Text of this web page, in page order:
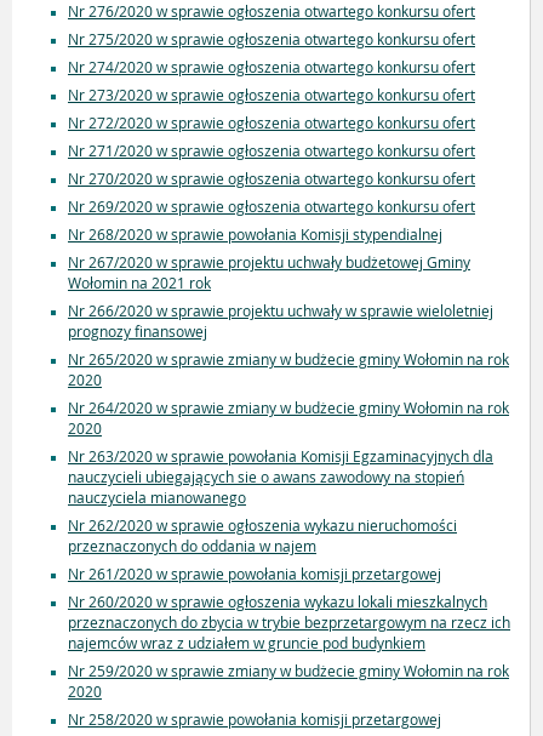
Nr 276/2020 w sprawie ogłoszenia otwartego konkursu ofert
Nr 275/2020 w sprawie ogłoszenia otwartego konkursu ofert
Nr 274/2020 w sprawie ogłoszenia otwartego konkursu ofert
Nr 273/2020 w sprawie ogłoszenia otwartego konkursu ofert
Nr 272/2020 w sprawie ogłoszenia otwartego konkursu ofert
Nr 271/2020 w sprawie ogłoszenia otwartego konkursu ofert
Nr 270/2020 w sprawie ogłoszenia otwartego konkursu ofert
Nr 269/2020 w sprawie ogłoszenia otwartego konkursu ofert
Nr 268/2020 w sprawie powołania Komisji stypendialnej
Nr 267/2020 w sprawie projektu uchwały budżetowej Gminy
Wołomin na 2021 rok
Nr 266/2020 w sprawie projektu uchwały w sprawie wieloletniej
prognozy finansowej
Nr 265/2020 w sprawie zmiany w budżecie gminy Wołomin na rok
2020
Nr 264/2020 w sprawie zmiany w budżecie gminy Wołomin na rok
2020
Nr 263/2020 w sprawie powołania Komisji Egzaminacyjnych dla
nauczycieli ubiegających sie o awans zawodowy na stopień
nauczyciela mianowanego
Nr 262/2020 w sprawie ogłoszenia wykazu nieruchomości
przeznaczonych do oddania w najem
Nr 261/2020 w sprawie powołania komisji przetargowej
Nr 260/2020 w sprawie ogłoszenia wykazu lokali mieszkalnych
przeznaczonych do zbycia w trybie bezprzetargowym na rzecz ich
najemców wraz z udziałem w gruncie pod budynkiem
Nr 259/2020 w sprawie zmiany w budżecie gminy Wołomin na rok
2020
Nr 258/2020 w sprawie powołania komisji przetargowej